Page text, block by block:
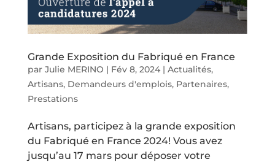
Grande Exposition du Fabriqué en France
par Julie MERINO | Fév 8, 2024| Actualités,
Artisans, Demandeurs d'emplois, Partenaires,
Prestations
Artisans, participez à la grande exposition
du Fabriqué en France 2024! Vous avez
jusqu’au 17 mars pour déposer votre